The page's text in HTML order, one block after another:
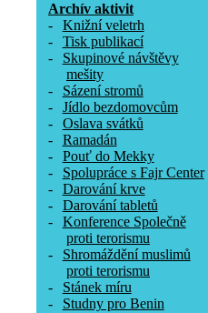
Archív aktivit
-
Knižní veletrh
-
Tisk publikací
-
Skupinové návštěvy
mešity
-
Sázení stromů
-
Jídlo bezdomovcům
-
Oslava svátků
-
Ramadán
-
Pouť do Mekky
-
Spolupráce s Fajr Center
-
Darování krve
-
Darování tabletů
-
Konference Společně
proti terorismu
-
Shromáždění muslimů
proti terorismu
-
Stánek míru
-
Studny pro Benin